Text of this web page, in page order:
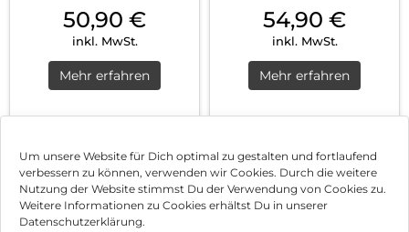
Um unsere Website für Dich optimal zu gestalten und fortlaufend
verbessern zu können, verwenden wir Cookies. Durch die weitere
Nutzung der Website stimmst Du der Verwendung von Cookies zu.
Weitere Informationen zu Cookies erhältst Du in unserer
Datenschutzerklärung.
Blue
50,90 €
inkl. MwSt.
Mehr erfahren
Gold
54,90 €
inkl. MwSt.
Mehr erfahren
1 2 Nächste
Impressum